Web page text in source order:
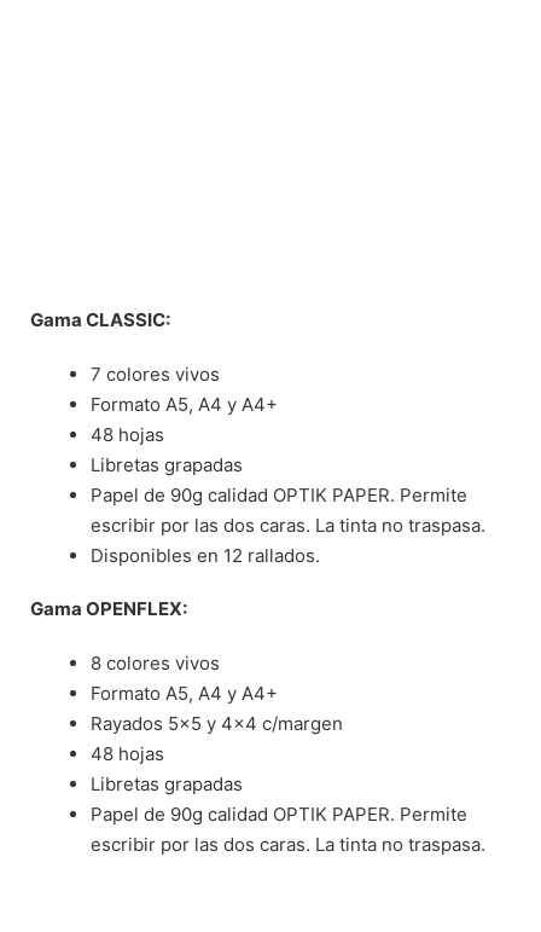
Gama CLASSIC:
7 colores vivos
Formato A5, A4 y A4+
48 hojas
Libretas grapadas
Papel de 90g calidad OPTIK PAPER. Permite
escribir por las dos caras. La tinta no traspasa.
Disponibles en 12 rallados.
Gama OPENFLEX:
8 colores vivos
Formato A5, A4 y A4+
Rayados 5×5 y 4×4 c/margen
48 hojas
Libretas grapadas
Papel de 90g calidad OPTIK PAPER. Permite
escribir por las dos caras. La tinta no traspasa.